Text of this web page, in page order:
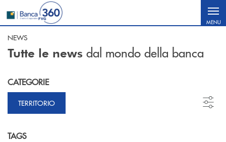
Salta al contenuto principale
MENU
NEWS
Tutte le news dal mondo della banca
CATEGORIE
TERRITORIO
TAGS